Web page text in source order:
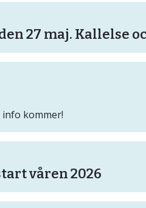
27 maj. Kallelse
info kommer!
våren 2026